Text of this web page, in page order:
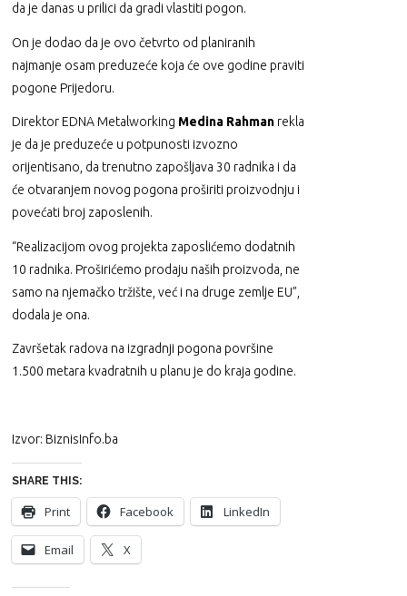
da je danas u prilici da gradi vlastiti pogon.
On je dodao da je ovo četvrto od planiranih
najmanje osam preduzeće koja će ove godine praviti
pogone Prijedoru.
Direktor EDNA Metalworking Medina Rahman rekla
je da je preduzeće u potpunosti izvozno
orijentisano, da trenutno zapošljava 30 radnika i da
će otvaranjem novog pogona proširiti proizvodnju i
povećati broj zaposlenih.
“Realizacijom ovog projekta zaposlićemo dodatnih
10 radnika. Proširićemo prodaju naših proizvoda, ne
samo na njemačko tržište, već i na druge zemlje EU”,
dodala je ona.
Završetak radova na izgradnji pogona površine
1.500 metara kvadratnih u planu je do kraja godine.
Izvor: BiznisInfo.ba
SHARE THIS:
Print Facebook LinkedIn
Email X